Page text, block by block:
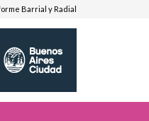
Barrial y Radial